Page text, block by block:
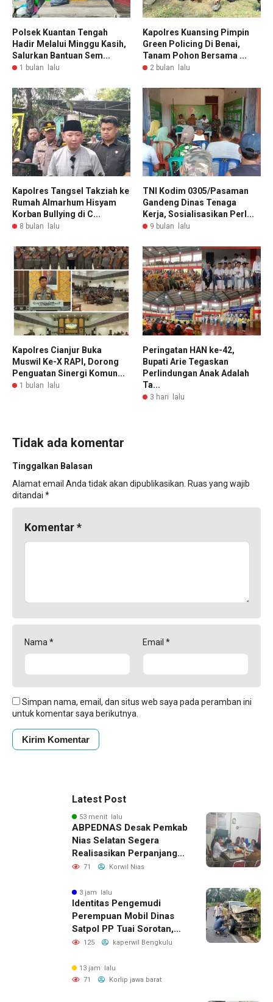
Polsek Kuantan Tengah
Hadir Melalui Minggu Kasih,
Salurkan Bantuan Sem...
1 bulan lalu
Kapolres Kuansing Pimpin
Green Policing Di Benai,
Tanam Pohon Bersama ...
2 bulan lalu
Kapolres Tangsel Takziah ke
Rumah Almarhum Hisyam
Korban Bullying di C...
8 bulan lalu
TNI Kodim 0305/Pasaman
Gandeng Dinas Tenaga
Kerja, Sosialisasikan Perl...
9 bulan lalu
Kapolres Cianjur Buka
Muswil Ke-X RAPI, Dorong
Penguatan Sinergi Komun...
1 bulan lalu
Peringatan HAN ke-42,
Bupati Arie Tegaskan
Perlindungan Anak Adalah
Ta...
3 hari lalu
Tidak ada komentar
Tinggalkan Balasan
Alamat email Anda tidak akan dipublikasikan. Ruas yang wajib
ditandai *
Komentar*
Nama * Email *
Simpan nama, email, dan situs web saya pada peramban ini
untuk komentar saya berikutnya.
Latest Post
53 menit lalu
ABPEDNAS Desak Pemkab
Nias Selatan Segera
Realisasikan Perpanjangan
Masa Jabatan BPD, Soroti
Kesejahteraan Anggota
71 Korwil Nias
3 jam lalu
Identitas Pengemudi
Perempuan Mobil Dinas
Satpol PP Tuai Sorotan,
Publik Pertanyakan Izin
125 kaperwil Bengkulu
13 jam lalu
71
Korlip jawa barat